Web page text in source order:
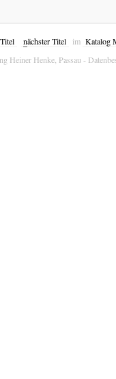
nächster Titel im Katalog
Heiner Henke, Passau -